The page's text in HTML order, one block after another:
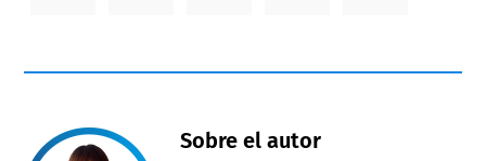
Sobre el autor